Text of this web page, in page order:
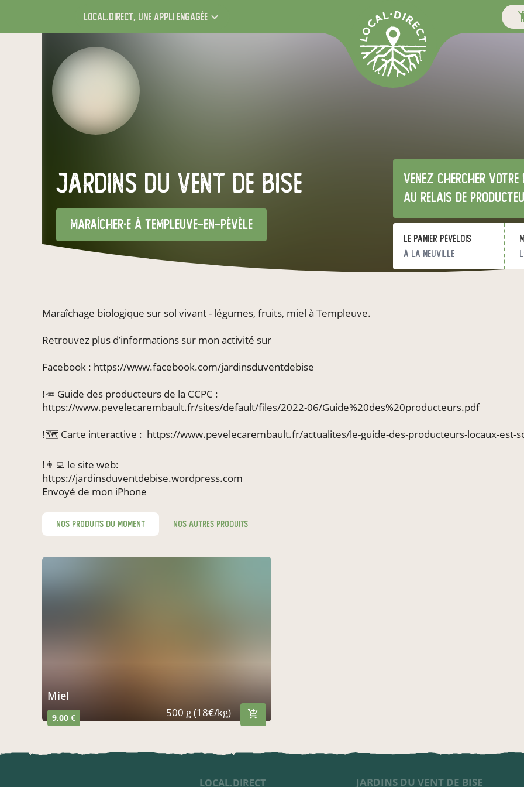
local.direct, une appli engagée
jardins du vent de bise
maraîcher·e à Templeuve-en-Pévèle
Venez chercher votre
au relais de
Le panier pévèlois
à La Neuville
Maraîchage biologique sur sol vivant - légumes, fruits, miel à Templeuve.
Retrouvez plus d’informations sur mon activité sur
Facebook : https://www.facebook.com/jardinsduventdebise
!🥕 Guide des producteurs de la CCPC :
https://www.pevelecarembault.fr/sites/default/files/2022-06/Guide%20des%20producteurs.pdf
!🗺️ Carte interactive : https://www.pevelecarembault.fr/actualites/le-guide-des-producteurs-locaux-est-
!👨‍💻 le site web:
https://jardinsduventdebise.wordpress.com
Envoyé de mon iPhone
nos produits du moment nos autres produits
Miel
9,00 € 500 g (18€/kg)
LOCAL.DIRECT JARDINS DU VENT DE BISE